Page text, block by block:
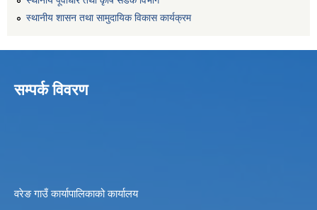
स्थानीय शासन तथा सामुदायिक विकास कार्यक्रम
सम्पर्क विवरण
वरेङ गाउँ कार्यापालिकाको कार्यालय